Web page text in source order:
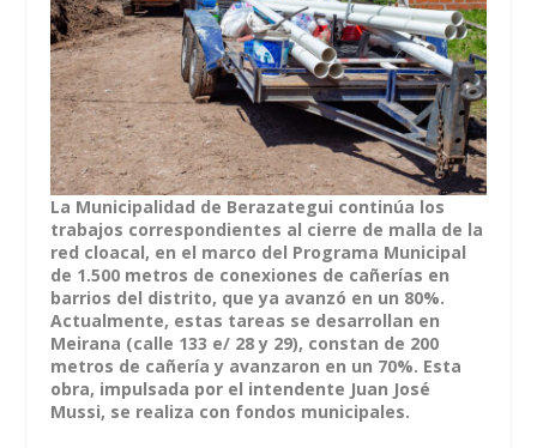
La Municipalidad de Berazategui continúa los
trabajos correspondientes al cierre de malla de la
red cloacal, en el marco del Programa Municipal
de 1.500 metros de conexiones de cañerías en
barrios del distrito, que ya avanzó en un 80%.
Actualmente, estas tareas se desarrollan en
Meirana (calle 133 e/ 28 y 29), constan de 200
metros de cañería y avanzaron en un 70%. Esta
obra, impulsada por el intendente Juan José
Mussi, se realiza con fondos municipales.